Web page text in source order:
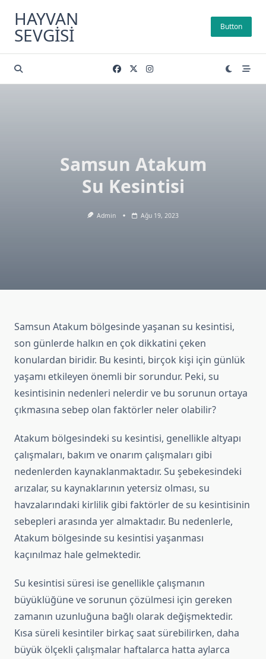
content
HAYVAN
SEVGISI Button
Samsun Atakum
Su Kesintisi
Admin Ağu 19, 2023
Samsun Atakum bölgesinde yaşanan su kesintisi,
son günlerde halkın en çok dikkatini çeken
konulardan biridir. Bu kesinti, birçok kişi için günlük
yaşamı etkileyen önemli bir sorundur. Peki, su
kesintisinin nedenleri nelerdir ve bu sorunun ortaya
çıkmasına sebep olan faktörler neler olabilir?
Atakum bölgesindeki su kesintisi, genellikle altyapı
çalışmaları, bakım ve onarım çalışmaları gibi
nedenlerden kaynaklanmaktadır. Su şebekesindeki
arızalar, su kaynaklarının yetersiz olması, su
havzalarındaki kirlilik gibi faktörler de su kesintisinin
sebepleri arasında yer almaktadır. Bu nedenlerle,
Atakum bölgesinde su kesintisi yaşanması
kaçınılmaz hale gelmektedir.
Su kesintisi süresi ise genellikle çalışmanın
büyüklüğüne ve sorunun çözülmesi için gereken
zamanın uzunluğuna bağlı olarak değişmektedir.
Kısa süreli kesintiler birkaç saat sürebilirken, daha
büyük ölçekli çalışmalar haftalarca hatta aylarca